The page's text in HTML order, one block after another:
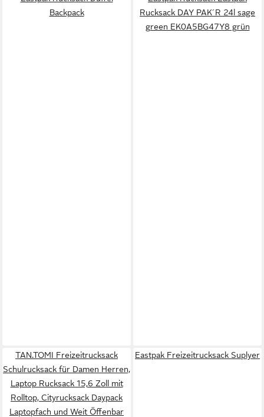
Backpack
Rucksack DAY PAK´R 24l sage
green EK0A5BG47Y8 grün
TAN.TOMI Freizeitrucksack
Schulrucksack für Damen Herren,
Laptop Rucksack 15,6 Zoll mit
Rolltop, Cityrucksack Daypack
Laptopfach und Weit Öffenbar
Eastpak Freizeitrucksack Suplyer